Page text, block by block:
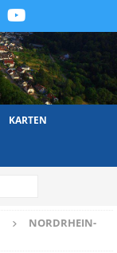
KARTEN
NORDRHEIN-